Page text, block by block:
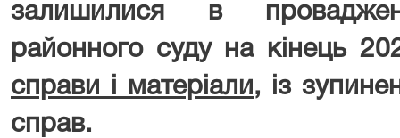
залишилися в
районного суду на кінець
справи і матеріали , із
справ.